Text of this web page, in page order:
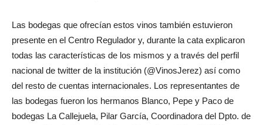
Las bodegas que ofrecían estos vinos también estuvieron
presente en el Centro Regulador y, durante la cata explicaron
todas las características de los mismos y a través del perfil
nacional de twitter de la institución (@VinosJerez) así como
del resto de cuentas internacionales. Los representantes de
las bodegas fueron los hermanos Blanco, Pepe y Paco de
bodegas La Callejuela, Pilar García, Coordinadora del Dpto. de